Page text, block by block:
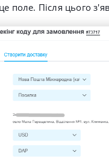
поле. Після цього